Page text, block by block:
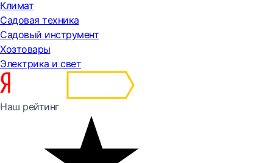
Климат
Садовая техника
Садовый инструмент
Хозтовары
Электрика и свет
Наш рейтинг